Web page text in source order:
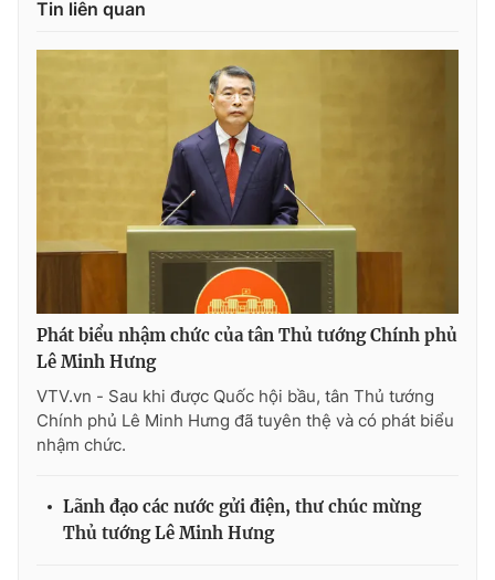
Tin liên quan
Phát biểu nhậm chức của tân Thủ tướng Chính phủ
Lê Minh Hưng
VTV.vn - Sau khi được Quốc hội bầu, tân Thủ tướng
Chính phủ Lê Minh Hưng đã tuyên thệ và có phát biểu
nhậm chức.
Lãnh đạo các nước gửi điện, thư chúc mừng
Thủ tướng Lê Minh Hưng